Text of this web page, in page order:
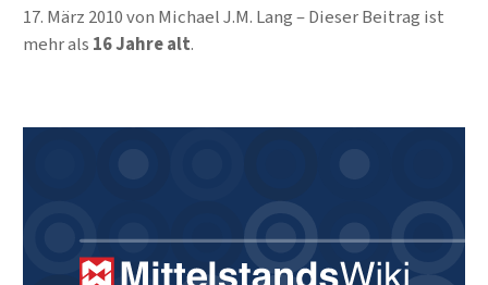
17. März 2010von Michael J.M. Lang
Dieser Beitrag ist
mehr als 16 Jahre alt.